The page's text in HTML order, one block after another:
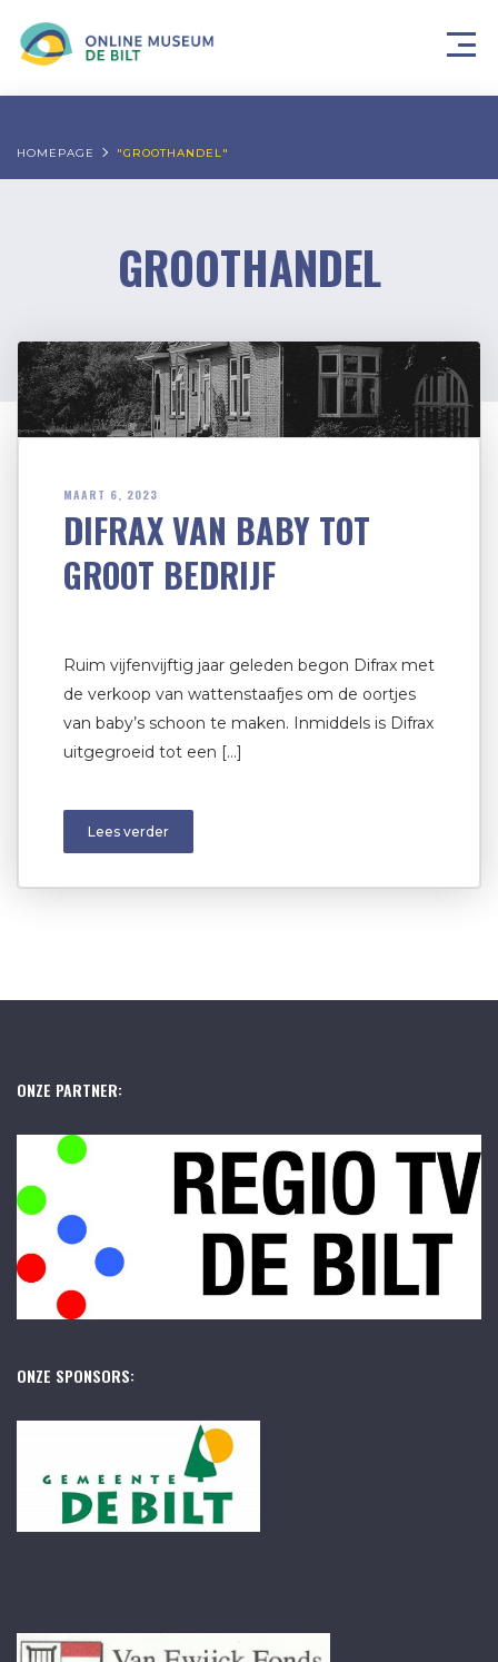
HOMEPAGE "GROOTHANDEL"
GROOTHANDEL
MAART 6, 2023
DIFRAX VAN BABY TOT
GROOT BEDRIJF
Ruim vijfenvijftig jaar geleden begon Difrax met
de verkoop van wattenstaafjes om de oortjes
van baby’s schoon te maken. Inmiddels is Difrax
uitgegroeid tot een […]
Lees verder
ONZE PARTNER:
ONZE SPONSORS: